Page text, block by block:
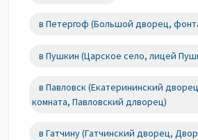
в Петергоф (Большой дворец,
в Пушкин (Царское село, лицей
в Павловск (Екатерининский
комната, Павловский длворец)
в Гатчину (Гатчинский дворец,